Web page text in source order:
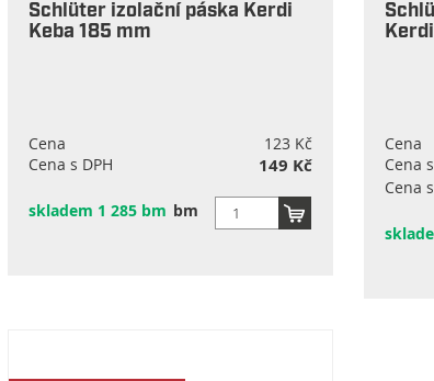
Schlüter izolační páska Kerdi
Keba 185 mm
Cena
123 Kč
Cena s DPH
149 Kč
skladem 1 285 bm bm
Cena
Cena
Cena